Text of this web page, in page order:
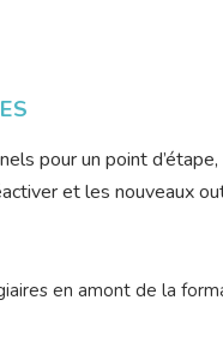
pour un point
et les nouveaux
en amont de la